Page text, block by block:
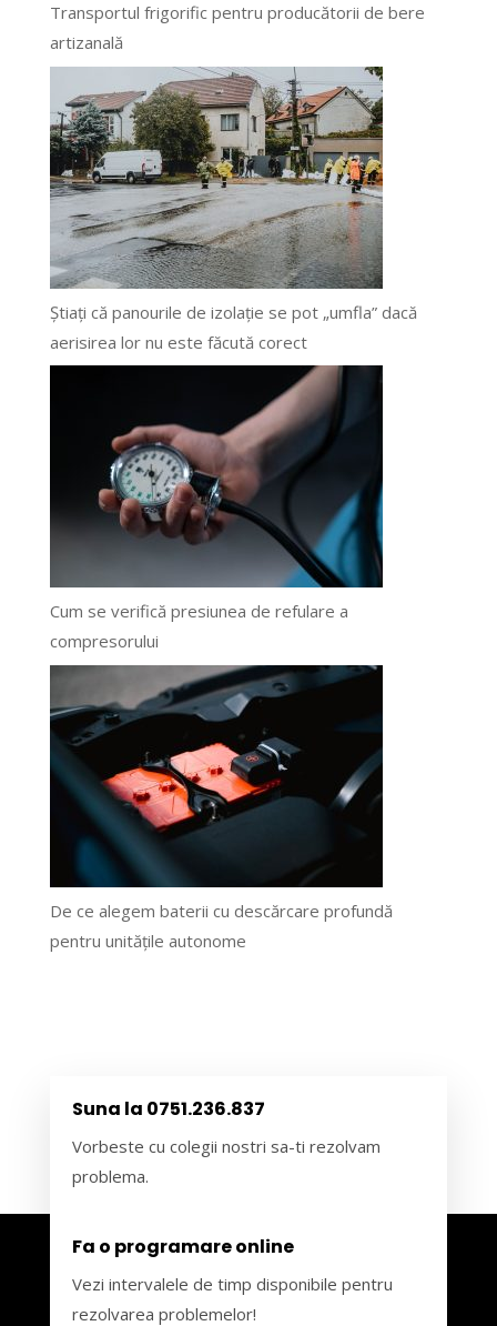
Transportul frigorific pentru producătorii de bere
artizanală
Știați că panourile de izolație se pot „umfla” dacă
aerisirea lor nu este făcută corect
Cum se verifică presiunea de refulare a
compresorului
De ce alegem baterii cu descărcare profundă
pentru unitățile autonome
Suna la 0751.236.837
Vorbeste cu colegii nostri sa-ti rezolvam
problema.
Fa o programare online
Vezi intervalele de timp disponibile pentru
rezolvarea problemelor!